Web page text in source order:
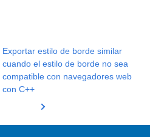
Exportar estilo de borde similar
cuando el estilo de borde no sea
compatible con navegadores web
con C++